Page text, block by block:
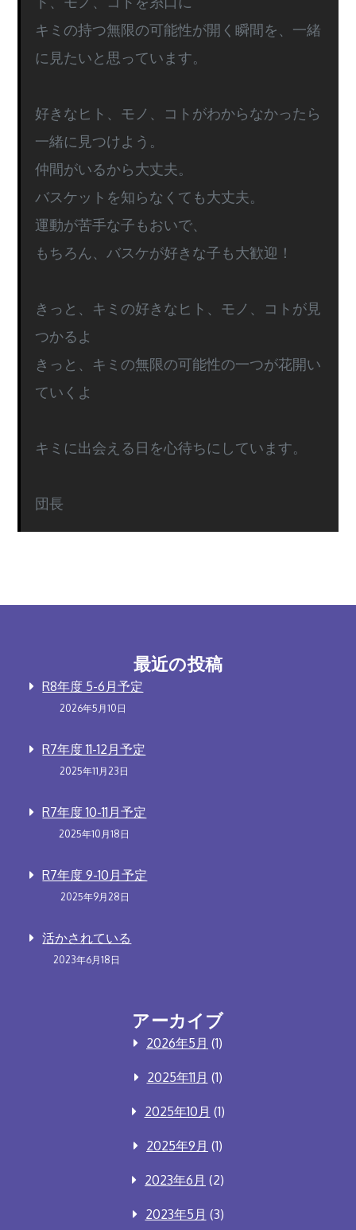
キミの持つ無限の可能性が開く瞬間を、一緒
に見たいと思っています。
好きなヒト、モノ、コトがわからなかったら
一緒に見つけよう。
仲間がいるから大丈夫。
バスケットを知らなくても大丈夫。
運動が苦手な子もおいで、
もちろん、バスケが好きな子も大歓迎！
きっと、キミの好きなヒト、モノ、コトが見
つかるよ
きっと、キミの無限の可能性の一つが花開い
ていくよ
キミに出会える日を心待ちにしています。
団長
最近の投稿
R8年度 5-6月予定
2026年5月10日
R7年度 11-12月予定
2025年11月23日
R7年度 10-11月予定
2025年10月18日
R7年度 9-10月予定
2025年9月28日
活かされている
2023年6月18日
アーカイブ
2026年5月 (1)
2025年11月 (1)
2025年10月 (1)
2025年9月 (1)
2023年6月 (2)
2023年5月 (3)